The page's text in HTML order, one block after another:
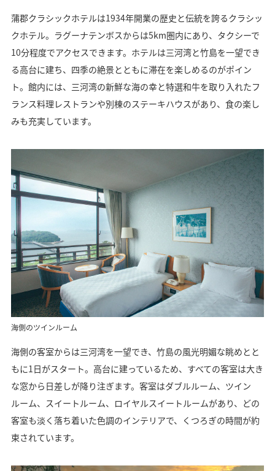
蒲郡クラシックホテルは1934年開業の歴史と伝統を誇るクラシッ
クホテル。ラグーナテンボスからは5km圏内にあり、タクシーで
10分程度でアクセスできます。ホテルは三河湾と竹島を一望でき
る高台に建ち、四季の絶景とともに滞在を楽しめるのがポイン
ト。館内には、三河湾の新鮮な海の幸と特選和牛を取り入れたフ
ランス料理レストランや別棟のステーキハウスがあり、食の楽し
みも充実しています。
海側のツインルーム
海側の客室からは三河湾を一望でき、竹島の風光明媚な眺めとと
もに1日がスタート。高台に建っているため、すべての客室は大き
な窓から日差しが降り注ぎます。客室はダブルルーム、ツイン
ルーム、スイートルーム、ロイヤルスイートルームがあり、どの
客室も淡く落ち着いた色調のインテリアで、くつろぎの時間が約
束されています。